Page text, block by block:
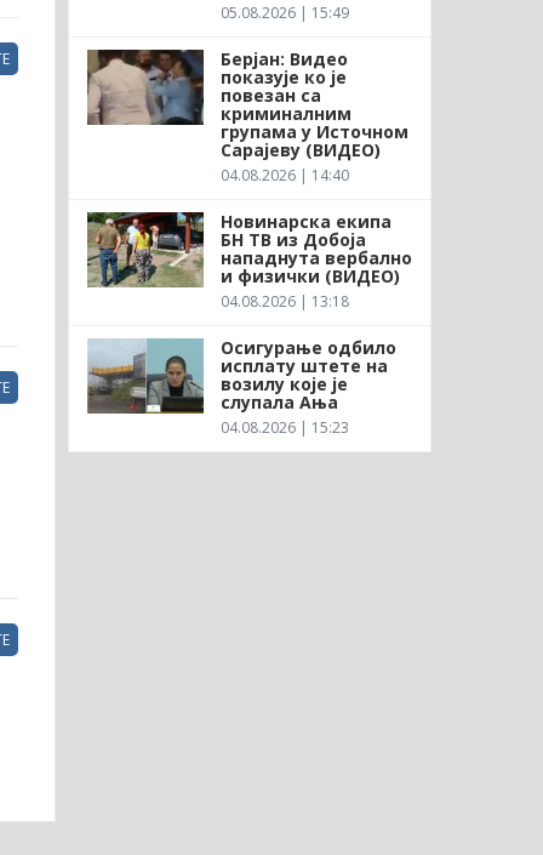
05.08.2026 | 15:49
Берјан: Видео
показује ко је
повезан са
криминалним
групама у Источном
Сарајеву (ВИДЕО)
04.08.2026 | 14:40
Новинарска екипа
БН ТВ из Добоја
нападнута вербално
и физички (ВИДЕО)
04.08.2026 | 13:18
Осигурање одбило
исплату штете на
возилу које је
слупала Ања
04.08.2026 | 15:23